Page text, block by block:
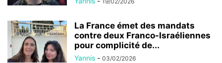
La France émet des mandats
contre deux Franco-Israéliennes
pour complicité de...
Yannis - 03/02/2026